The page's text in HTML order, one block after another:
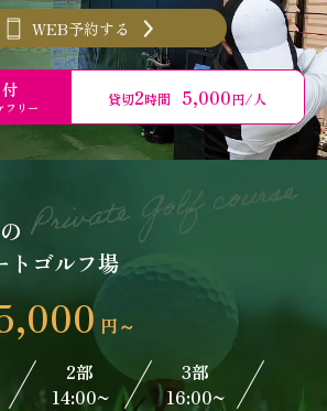
WEB予約する
フリー 貸切2時間 5,000円/人
の
トゴルフ場
円～
2部
14:00~
3部
16:00~